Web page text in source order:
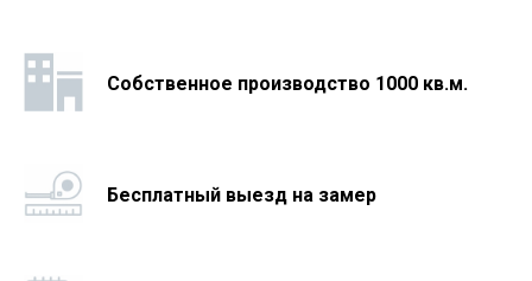
Собственное производство 1000 кв.м.
Бесплатный выезд на замер